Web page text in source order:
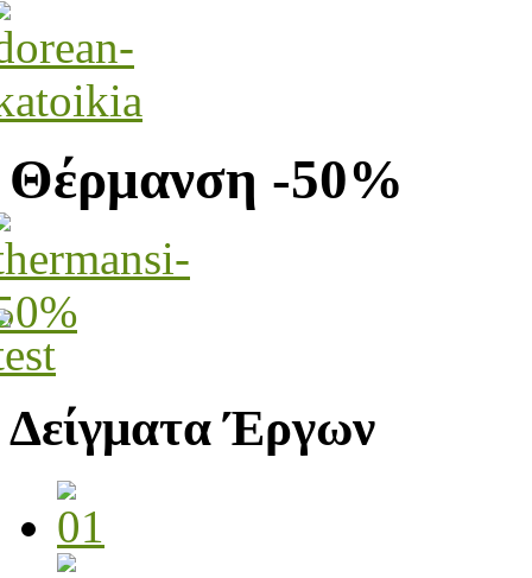
Θέρμανση -50%
Δείγματα Έργων